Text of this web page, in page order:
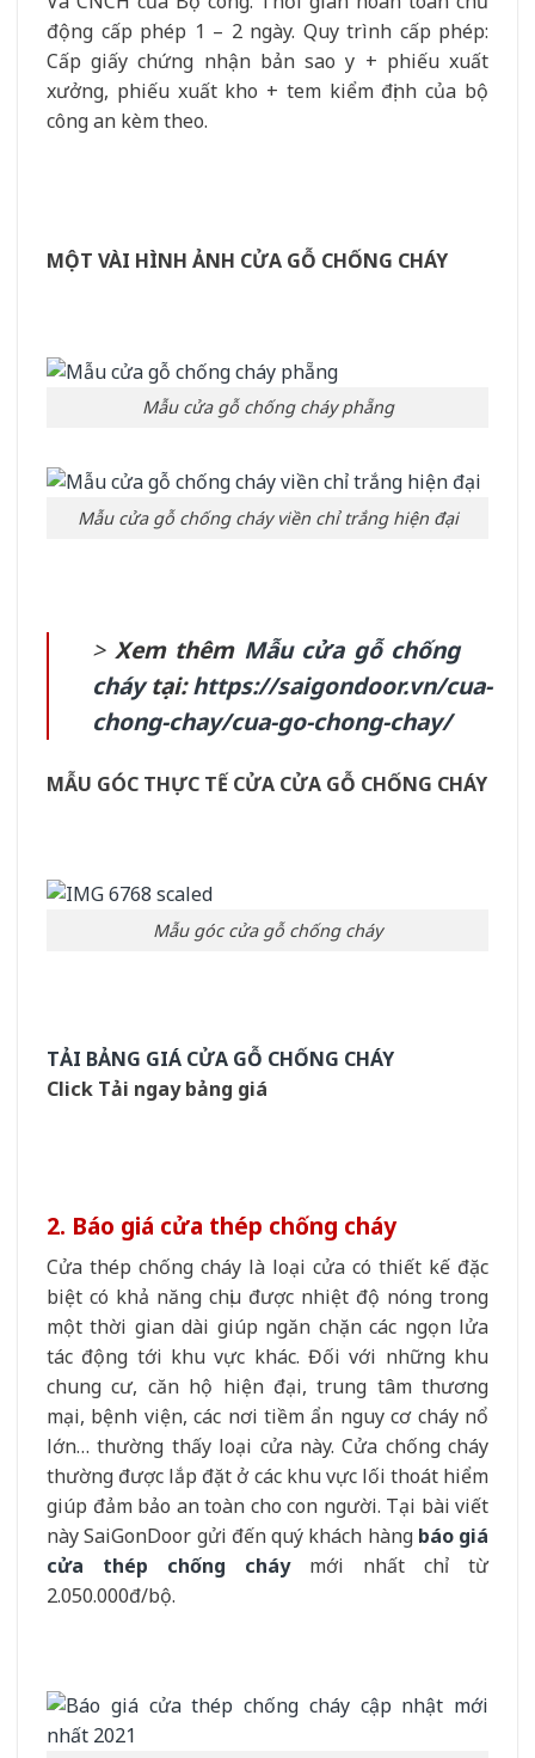
động cấp phép 1 – 2 ngày. Quy trình cấp phép:
Cấp giấy chứng nhận bản sao y + phiếu xuất
xưởng, phiếu xuất kho + tem kiểm định của bộ
công an kèm theo.
MỘT VÀI HÌNH ẢNH CỬA GỖ CHỐNG CHÁY
Mẫu cửa gỗ chống cháy phẵng
Mẫu cửa gỗ chống cháy viền chỉ trắng hiện đại
> Xem thêm Mẫu cửa gỗ chống
cháytại:https://saigondoor.vn/cua-
chong-chay/cua-go-chong-chay/
MẪU GÓC THỰC TẾ CỬA CỬA GỖ CHỐNG CHÁY
Mẫu góc cửa gỗ chống cháy
TẢI BẢNG GIÁ CỬA GỖ CHỐNG CHÁY
Click Tải ngay bảng giá
2. Báo giá cửa thép chống cháy
Cửa thép chống cháy là loại cửa có thiết kế đặc
biệt có khả năng chịu được nhiệt độ nóng trong
một thời gian dài giúp ngăn chặn các ngọn lửa
tác động tới khu vực khác. Đối với những khu
chung cư, căn hộ hiện đại, trung tâm thương
mại, bệnh viện, các nơi tiềm ẩn nguy cơ cháy nổ
lớn… thường thấy loại cửa này. Cửa chống cháy
thường được lắp đặt ở các khu vực lối thoát hiểm
giúp đảm bảo an toàn cho con người. Tại bài viết
này SaiGonDoor gửi đến quý khách hàng báo giá
cửa thép chống cháymới nhất chỉ từ
2.050.000đ/bộ.